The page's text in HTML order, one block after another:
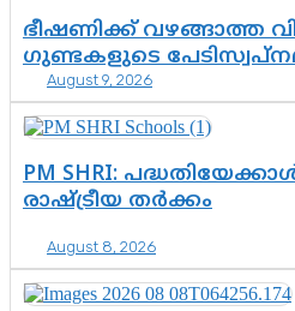
ഭീഷണിക്ക് വഴങ്ങാത്ത
ഗുണ്ടകളുടെ
ചെന്നിത്തലയുടെ ‘പവർ
ഓപ്പറേഷനിൽ ആയങ്കി
August 9, 2026
PM SHRI:
രാഷ്ട്രീയ തർക്കം
August 8, 2026